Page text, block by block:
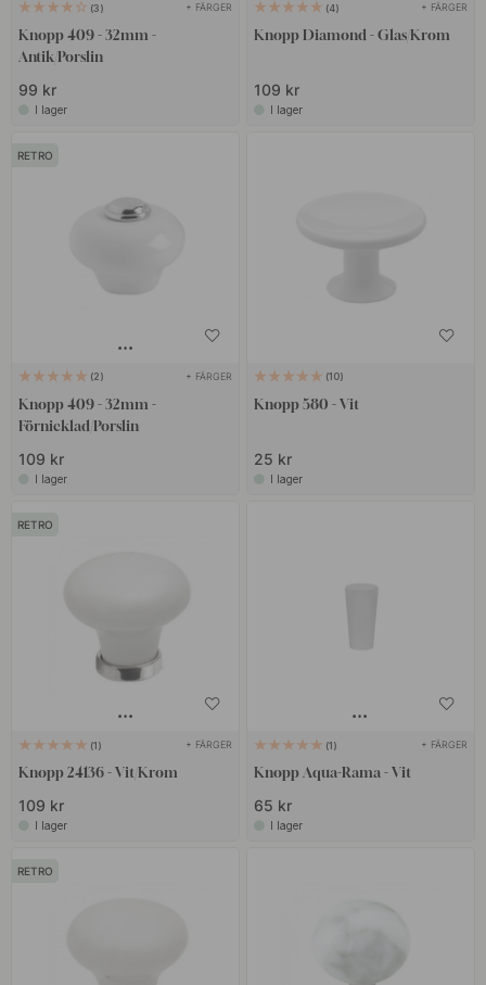
3 + FÄRGER
Knopp 409 - 32mm -
Antik/Porslin
99 kr
I lager
4 + FÄRGER
Knopp Diamond - Glas/Krom
109 kr
I lager
RETRO
2 + FÄRGER
Knopp 409 - 32mm -
Förnicklad/Porslin
109 kr
I lager
10
Knopp 580 - Vit
25 kr
I lager
RETRO
1 + FÄRGER
Knopp 24136 - Vit/Krom
109 kr
I lager
1 + FÄRGER
Knopp Aqua-Rama - Vit
65 kr
I lager
RETRO